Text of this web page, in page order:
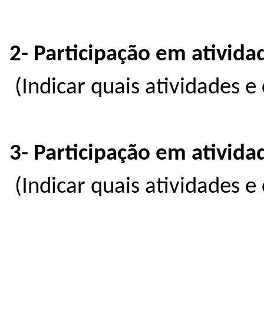
2- Participação em
(Indicar quais atividades
3- Participação em
(Indicar quais atividades